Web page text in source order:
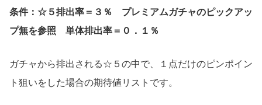
条件：☆５排出率＝３％ プレミアムガチャのピックアッ
プ無を参照 単体排出率＝０．１％
ガチャから排出される☆５の中で、１点だけのピンポイン
ト狙いをした場合の期待値リストです。